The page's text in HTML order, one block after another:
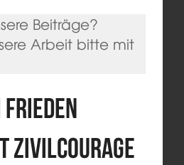
Beiträge?
Arbeit bitte mit
Frieden